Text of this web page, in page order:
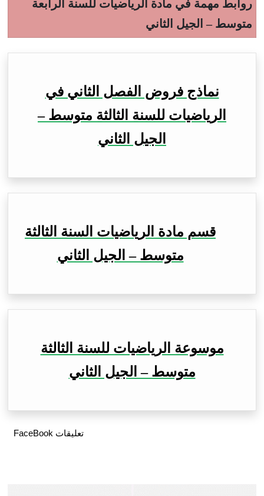
روابط مهمة في مادة الرياضيات للسنة الرابعة
متوسط – الجيل الثاني
نماذج فروض الفصل الثاني في
الرياضيات للسنة الثالثة متوسط –
الجيل الثاني
قسم مادة الرياضيات السنة الثالثة
متوسط – الجيل الثاني
موسوعة الرياضيات للسنة الثالثة
متوسط – الجيل الثاني
تعليقات FaceBook